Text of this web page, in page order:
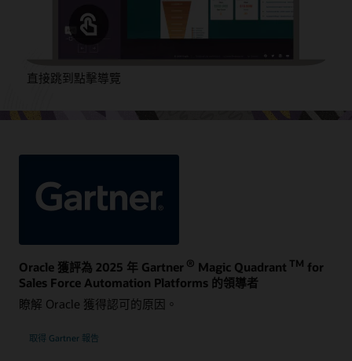
直接跳到點擊導覽
Oracle 獲評為 2025 年 Gartner ® Magic Quadrant TM for
Sales Force Automation Platforms 的領導者
瞭解 Oracle 獲得認可的原因。
取得 Gartner 報告